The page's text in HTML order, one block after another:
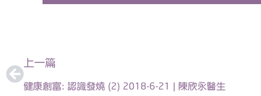
上一篇
健康創富: 認識發燒 (2) 2018-6-21 | 陳欣永醫生